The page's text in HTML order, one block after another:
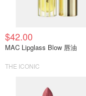
$42.00
MAC Lipglass Blow 唇油
THE ICONIC